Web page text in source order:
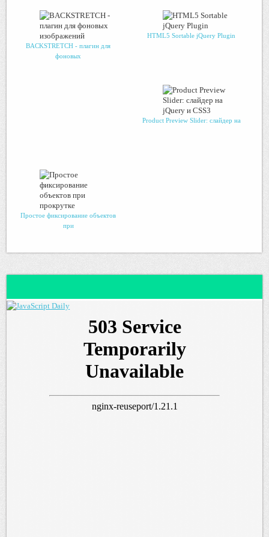
BACKSTRETCH - плагин для
фоновых
HTML5 Sortable jQuery Plugin
Product Preview Slider: слайдер на
Простое фиксирование объектов
при